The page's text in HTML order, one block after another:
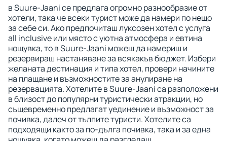
в Suure-Jaani се предлага огромно разнообразие от
хотели, така че всеки турист може да намери по нещо
за себе си. Ако предпочиташ луксозен хотел с услуга
all inclusive или място с уютна атмосфера и евтина
нощувка, то в Suure-Jaani можеш да намериш и
резервираш настаняване за всякакъв бюджет. Избери
желаната дестинация и типа хотел, провери начините
на плащане и възможностите за анулиране на
резервацията. Хотелите в Suure-Jaani са разположени
в близост до популярни туристически атракции, но
същевременно предлагат уединение и възможност за
почивка, далеч от тълпите туристи. Хотелите са
подходящи както за по-дълга почивка, така и за една